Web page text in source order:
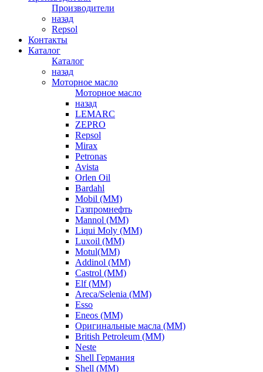
Производители
назад
Repsol
Контакты
Каталог
Каталог
назад
Моторное масло
Моторное масло
назад
LEMARC
ZEPRO
Repsol
Mirax
Petronas
Avista
Orlen Oil
Bardahl
Mobil (ММ)
Газпромнефть
Mannol (ММ)
Liqui Moly (ММ)
Luxoil (ММ)
Motul(ММ)
Addinol (ММ)
Castrol (ММ)
Elf (ММ)
Areca/Selenia (ММ)
Esso
Eneos (ММ)
Оригинальные масла (ММ)
British Petroleum (ММ)
Neste
Shell Германия
Shell (ММ)